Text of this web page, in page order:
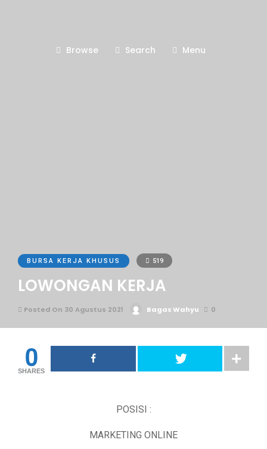
Browse Search Menu
BURSA KERJA KHUSUS 519
LOWONGAN KERJA
Posted On 30 Agustus 2021 Bagas Wahyu 0
0
SHARES
POSISI :
MARKETING ONLINE